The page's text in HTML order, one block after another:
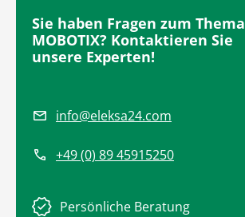
Sie haben Fragen zum Thema
MOBOTIX? Kontaktieren Sie
unsere Experten!
info@eleksa24.com
+49 (0) 89 45915250
Persönliche Beratung